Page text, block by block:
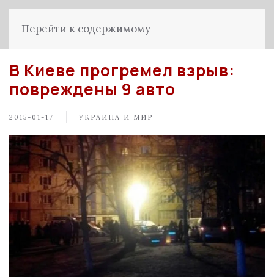
Перейти к содержимому
В Киеве прогремел взрыв:
повреждены 9 авто
2015-01-17 УКРАИНА И МИР